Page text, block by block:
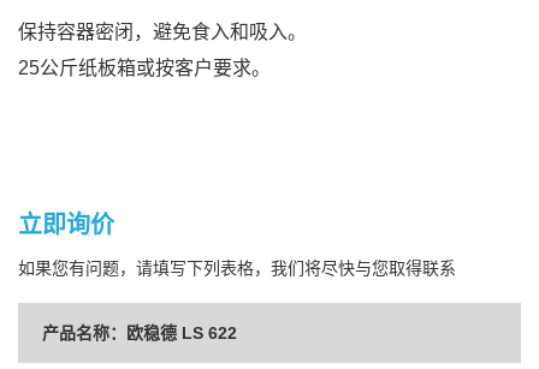
保持容器密闭，避免食入和吸入。
25公斤纸板箱或按客户要求。
立即询价
如果您有问题，请填写下列表格，我们将尽快与您取得联系